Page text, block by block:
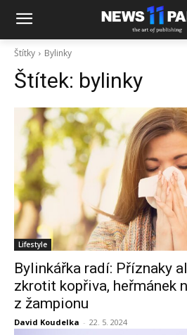
Štítky Bylinky
Štítek: bylinky
Lifestyle
Bylinkářka radí: Příznaky
zkrotit kopřiva, heřmánek
z žampionu
David Koudelka - 22. 5. 2024